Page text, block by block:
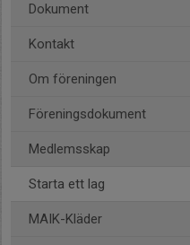
Dokument
Kontakt
Om föreningen
Föreningsdokument
Medlemsskap
Starta ett lag
MAIK-Kläder